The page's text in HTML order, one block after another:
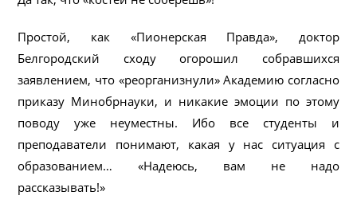
Простой, как «Пионерская Правда», доктор
Белгородский сходу огорошил собравшихся
заявлением, что «реорганизнули» Академию согласно
приказу Минобрнауки, и никакие эмоции по этому
поводу уже неуместны. Ибо все студенты и
преподаватели понимают, какая у нас ситуация с
образованием… «Надеюсь, вам не надо
рассказывать!»